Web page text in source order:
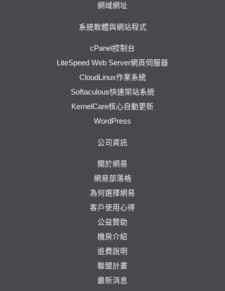
網域網址
系統軟體與網站程式
cPanel控制台
LiteSpeed Web Server網頁伺服器
CloudLinux作業系統
Softaculous快速架站系統
KernelCare核心自動更新
WordPress
公司資訊
關於網易
網易部落格
為何選擇網易
客戶使用心得
公益贊助
機房介紹
退費說明
聯盟計畫
最新消息